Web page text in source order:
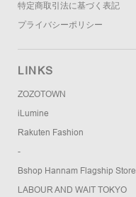
特定商取引法に基づく表記
プライバシーポリシー
LINKS
ZOZOTOWN
iLumine
Rakuten Fashion
-
Bshop Hannam Flagship Store
LABOUR AND WAIT TOKYO